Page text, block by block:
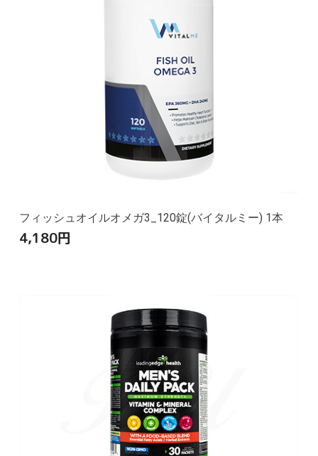
フィッシュオイルオメガ3_120錠(バイタルミー) 1本
4,180円